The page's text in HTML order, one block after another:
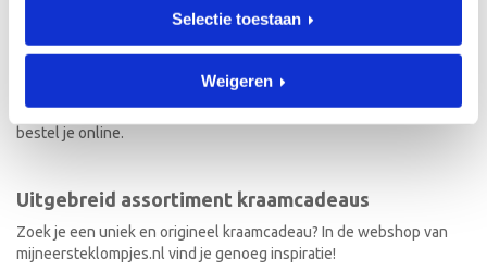
Selectie toestaan
Weigeren
Naast geboorteklompjes vind je op mijneersteklompjes.nl de meest
originele kraamcadeaus met naam. Van geboortestoeltjes en
met naam wordt met de hand geschilderd en is dus uniek! Ook de
kraamcadeaus met naam en in de stijl van het geboortekaartje
bestel je online.
Uitgebreid assortiment kraamcadeaus
Zoek je een uniek en origineel kraamcadeau? In de webshop van
mijneersteklompjes.nl vind je genoeg inspiratie!